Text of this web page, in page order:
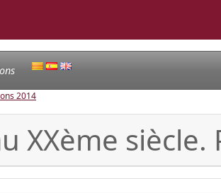
2014
XXème siècle.